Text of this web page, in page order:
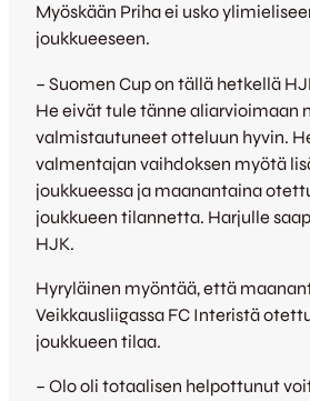
Myöskään Priha ei usko
joukkueeseen.
– Suomen Cup on tällä hetkellä
He eivät tule tänne aliarvioimaan
valmistautuneet otteluun hyvin.
valmentajan vaihdoksen myötä
joukkueessa ja maanantaina
joukkueen tilannetta. Harjulle
HJK.
Hyryläinen myöntää, että
Veikkausliigassa FC Interistä
joukkueen tilaa.
– Olo oli totaalisen helpottunut